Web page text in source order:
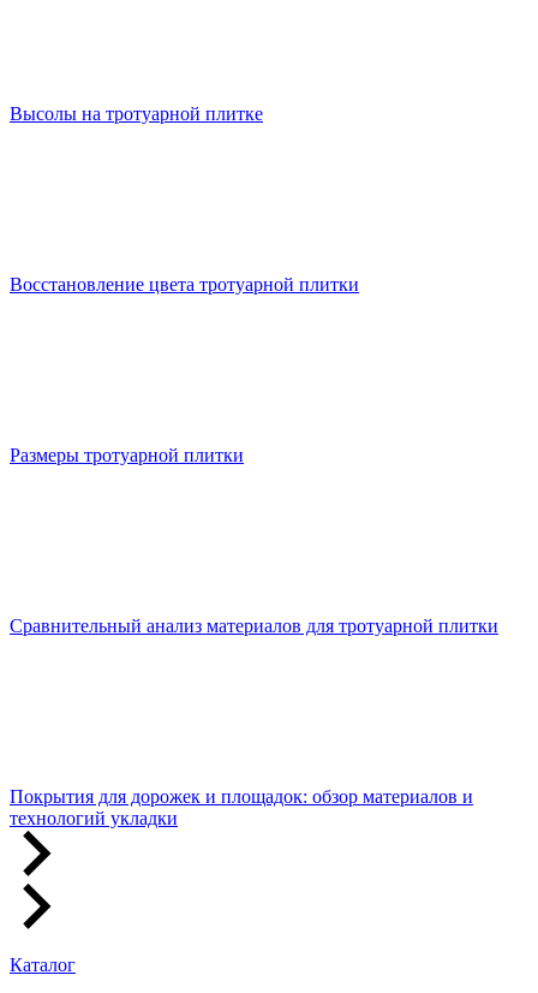
Высолы на тротуарной плитке
Восстановление цвета тротуарной плитки
Размеры тротуарной плитки
Сравнительный анализ материалов для тротуарной плитки
Покрытия для дорожек и площадок: обзор материалов и
технологий укладки
Каталог